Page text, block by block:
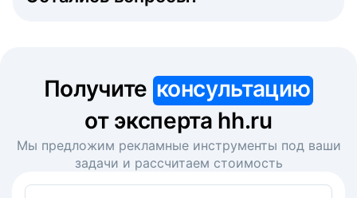
Получите консультацию
от эксперта hh.ru
Мы предложим рекламные инструменты под ваши
задачи и рассчитаем стоимость